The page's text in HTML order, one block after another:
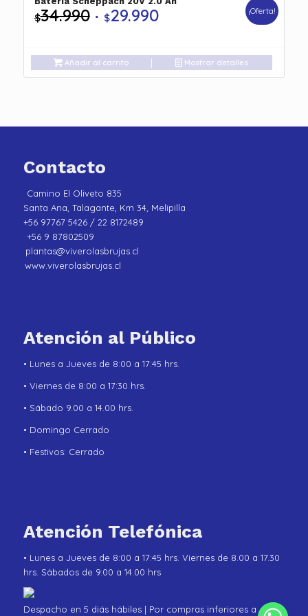
$34.990 El
era:
$34.990.
$29.990El
$29.990.
¡Oferta!
Añadir al carrito Mostrar detalles
Contacto
Camino El Oliveto 835
Santa Ana, Talagante, Km 34, Melipilla
+56 97767 5426 / 22 8172489
+56 9 87802509
plantas@viverolasbrujas.cl
www.viverolasbrujas.cl
Atención al Público
• Lunes a Jueves de 8:00 a 17:45 hrs.
• Viernes de 8:00 a 17:30 hrs.
• Sábado 9.00 a 14.00 hrs.
• Domingo Cerrado
• Festivos: Cerrado
Atención Telefónica
• Lunes a Jueves de 8:00 a 17:45 hrs. Viernes de 8.00 a 17.30
hrs. Sábados de 9.00 a 14.00 hrs
Despacho en 5 diás hábiles | Por compras inferiores a